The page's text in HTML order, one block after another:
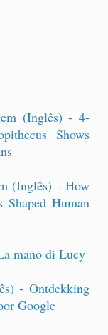
(Inglês) - 4-
Shows
(Inglês) - How
Shaped Human
mano di Lucy
- Ontdekking
Google